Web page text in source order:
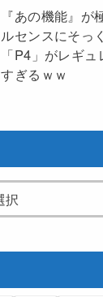
『あの機能』
ルセンスにそっ
「P4」がレギ
すぎるｗｗ